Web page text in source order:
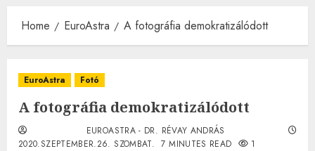
Home EuroAstra A fotográfia demokratizálódott
EuroAstra Fotó
A fotográfia demokratizálódott
EUROASTRA - DR. RÉVAY ANDRÁS
2020.SZEPTEMBER.26. SZOMBAT. 7 MINUTES READ 1